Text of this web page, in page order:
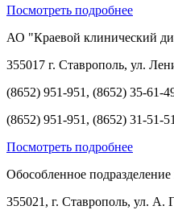
Посмотреть подробнее
АО "Краевой клинический
355017 г. Ставрополь, ул.
(8652) 951-951, (8652) 35-61-
(8652) 951-951, (8652) 31-51-
Посмотреть подробнее
Обособленное
355021, г. Ставрополь, ул. А.